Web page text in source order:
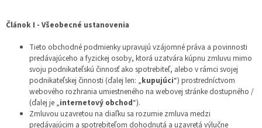
Článok I - Všeobecné ustanovenia
Tieto obchodné podmienky upravujú vzájomné práva a povinnosti
predávajúceho a fyzickej osoby, ktorá uzatvára kúpnu zmluvu mimo
svoju podnikateľskú činnosť ako spotrebiteľ, alebo v rámci svojej
podnikateľskej činnosti (ďalej len: „kupujúci“) prostredníctvom
webového rozhrania umiestneného na webovej stránke dostupného /
(ďalej je „internetový obchod“).
Zmluvou uzavretou na diaľku sa rozumie zmluva medzi
predávajúcim a spotrebiteľom dohodnutá a uzavretá výlučne